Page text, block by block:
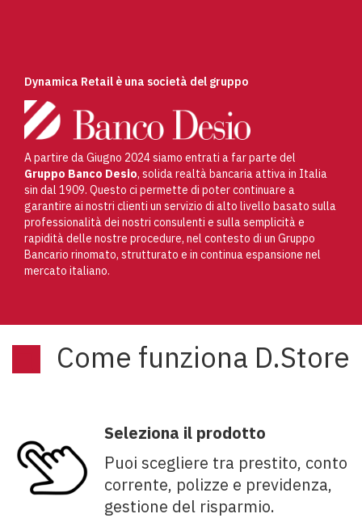
Dynamica Retail è una società del gruppo
A partire da Giugno 2024 siamo entrati a far parte del
Gruppo Banco Desio, solida realtà bancaria attiva in Italia
sin dal 1909. Questo ci permette di poter continuare a
garantire ai nostri clienti un servizio di alto livello basato sulla
professionalità dei nostri consulenti e sulla semplicità e
rapidità delle nostre procedure, nel contesto di un Gruppo
Bancario rinomato, strutturato e in continua espansione nel
mercato italiano.
Come funziona D.Store
Seleziona il prodotto
Puoi scegliere tra prestito, conto
corrente, polizze e previdenza,
gestione del risparmio.